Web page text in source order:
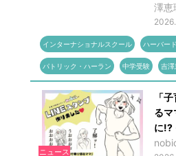
澤恵
インターナショナルスクール ハーバー
パトリック・ハーラン 中学受験 吉澤
ニュース
「
るマ
に!?